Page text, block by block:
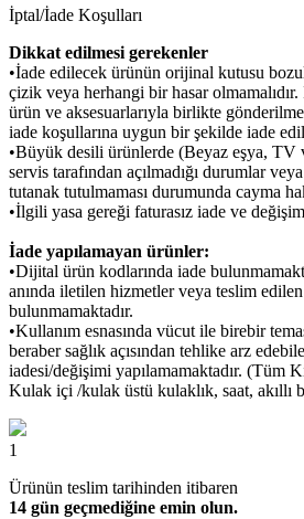
İptal/İade Koşulları
Dikkat edilmesi gerekenler
•İade edilecek ürünün orijinal kutusu
çizik veya herhangi bir hasar
ürün ve aksesuarlarıyla birlikte
iade koşullarına uygun bir şekilde iade
•Büyük desili ürünlerde (Beyaz eşya, TV
servis tarafından açılmadığı durumlar
tutanak tutulmaması durumunda cayma
•İlgili yasa gereği faturasız iade ve
İade yapılamayan ürünler:
•Dijital ürün kodlarında iade
anında iletilen hizmetler veya teslim
bulunmamaktadır.
•Kullanım esnasında vücut ile birebir
beraber sağlık açısından tehlike arz
iadesi/değişimi yapılamamaktadır. (Tüm
Kulak içi /kulak üstü kulaklık, saat, akıllı
1
Ürünün teslim tarihinden itibaren
14 gün geçmediğine emin olun.